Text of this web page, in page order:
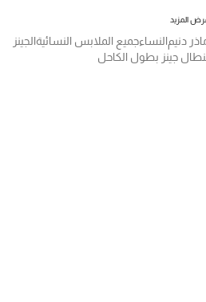
المزيد
دنيمالنساءجميع الملابس النسائيةالجينز
جينز بطول الكاحل